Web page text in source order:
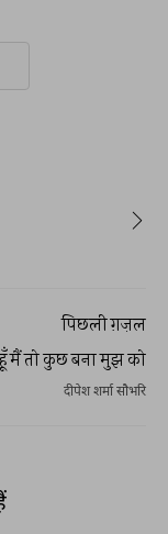
पिछली ग़ज़ल
मैं तो कुछ बना मुझ को
दीपेश शर्मा सौभरि